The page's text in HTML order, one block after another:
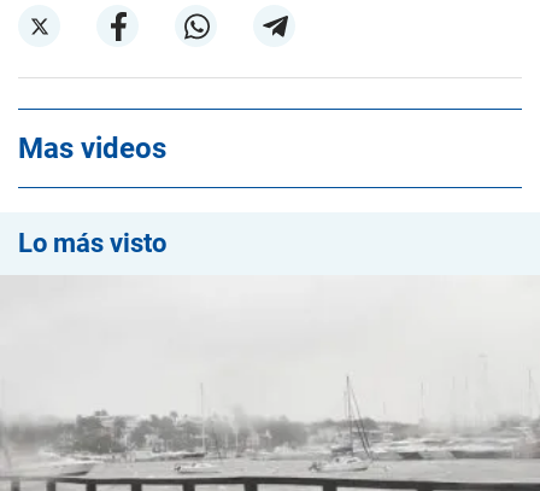
Mas videos
Lo más visto